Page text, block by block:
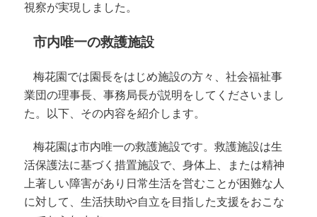
視察が実現しました。
市内唯一の救護施設
梅花園では園長をはじめ施設の方々、社会福祉事
業団の理事長、事務局長が説明をしてくださいまし
た。以下、その内容を紹介します。
梅花園は市内唯一の救護施設です。救護施設は生
活保護法に基づく措置施設で、身体上、または精神
上著しい障害があり日常生活を営むことが困難な人
に対して、生活扶助や自立を目指した支援をおこな